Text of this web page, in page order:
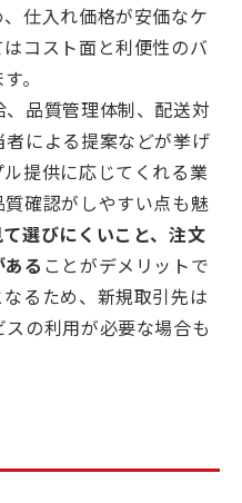
仕入れ価格が安価なケ
コスト面と利便性のバ
。
品質管理体制、配送対
による提案などが挙げ
提供に応じてくれる業
確認がしやすい点も魅
選びにくいこと、注文
る ことがデメリットで
るため、新規取引先は
の利用が必要な場合も